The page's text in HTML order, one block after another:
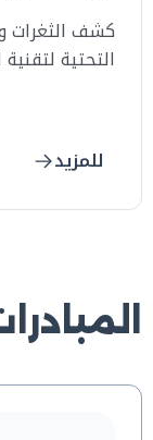
كشف الثغرات
التحتية
للمزيد